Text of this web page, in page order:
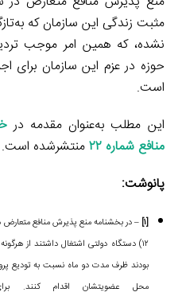
مثبت زندگی این سازمان که
نشده، که همین امر موجب
حوزه در عزم این سازمان برای
است.
این مطلب به‌عنوان مقدمه در
منافع شماره ۲۲
منتشرشده است.
پانوشت:
[۱]
۱۲) دستگاه دولتی اشتغال داشتند از
بودند ظرف مدت دو ماه نسبت به تودیع
محل عضویتشان اقدام کنند.